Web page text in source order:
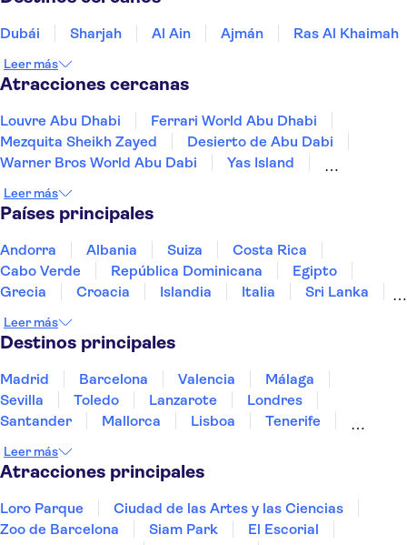
Dubái Sharjah Al Ain Ajmán Ras Al Khaimah
Leer más
Atracciones cercanas
Louvre Abu Dhabi
Ferrari World Abu Dhabi
Mezquita Sheikh Zayed
Desierto de Abu Dabi
Warner Bros World Abu Dabi
Yas Island
Qasr Al Watan
Museo Nacional Zayed de Abu Dabi
Museo del Futuro
Dubái Creek
Dubai Mall
Burj Khalifa
Leer más
Países principales
Andorra Albania Suiza
Costa Rica
Cabo Verde
República Dominicana
Egipto
Grecia
Croacia Islandia Italia
Sri Lanka
Portugal
Tailandia
Leer más
Destinos principales
Madrid Barcelona Valencia
Málaga
Sevilla
Toledo Lanzarote
Londres
Santander
Mallorca Lisboa
Tenerife
Bilbao
Menorca Granada
Leer más
Atracciones principales
Loro Parque
Ciudad de las Artes y las Ciencias
Zoo de Barcelona
Siam Park
El Escorial